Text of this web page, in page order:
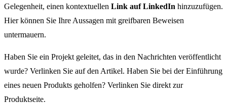
Gelegenheit, einen kontextuellen Link auf LinkedIn hinzuzufügen.
Hier können Sie Ihre Aussagen mit greifbaren Beweisen
untermauern.
Haben Sie ein Projekt geleitet, das in den Nachrichten veröffentlicht
wurde? Verlinken Sie auf den Artikel. Haben Sie bei der Einführung
eines neuen Produkts geholfen? Verlinken Sie direkt zur
Produktseite.